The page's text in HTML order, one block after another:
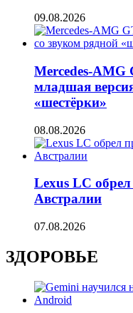
09.08.2026
Mercedes-AMG
младшая
«шестёрки»
08.08.2026
Lexus LC
Австралии
07.08.2026
ЗДОРОВЬЕ